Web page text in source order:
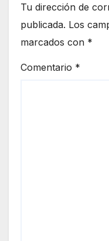
Tu dirección de
publicada. Los
marcados con *
Comentario *